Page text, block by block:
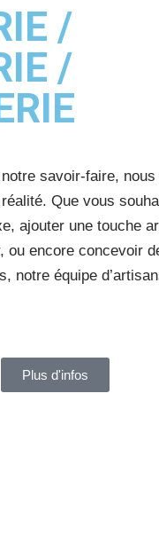
/
/
savoir-faire,
Que vous
ajouter une touche
ou encore concevoir
notre équipe
Plus d'infos